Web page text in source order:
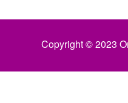
Copyright © 2023